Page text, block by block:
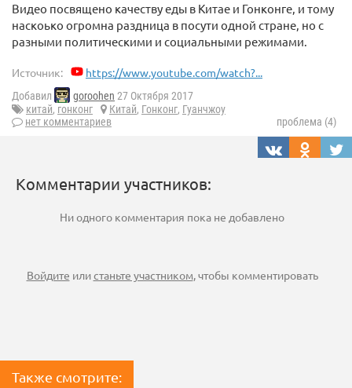
Видео посвящено качеству еды в Китае и Гонконге, и тому
наскоько огромна раздница в посути одной стране, но с
разными политическими и социальными режимами.
Источник: https://www.youtube.com/watch?...
Добавил goroohen 27 Октября 2017
китай, гонконг Китай, Гонконг, Гуанчжоу
нет комментариев
проблема (4)
Комментарии участников:
Ни одного комментария пока не добавлено
Войдите илистаньте участником, чтобы комментировать
Также смотрите: